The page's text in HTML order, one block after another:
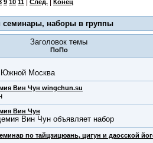
9 10 11 След. Конец
семинары, наборы в группы
Заголовок темы
Южной Москва
Вин Чун wingchun.su
Вин Чун
Вин Чун объявляет набор
по тайцзицюань, цигун и даосской